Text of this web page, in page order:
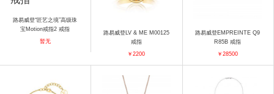
路易威登“匠艺之境”高级珠
宝Motion戒指2 戒指
暂无
路易威登LV & ME M00125
戒指
￥2200
路易威登EMPREINTE Q9
R85B 戒指
￥28500